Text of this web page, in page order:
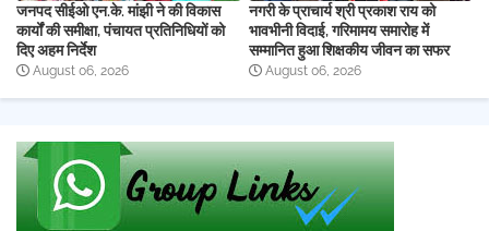
जनपद सीईओ एन.के. मांझी ने की विकास
कार्यों की समीक्षा, पंचायत प्रतिनिधियों को
दिए अहम निर्देश
August 06, 2026
नगरी के प्राचार्य श्री प्रकाश राय को
भावभीनी विदाई, गरिमामय समारोह में
सम्मानित हुआ शिक्षकीय जीवन का सफर
August 06, 2026